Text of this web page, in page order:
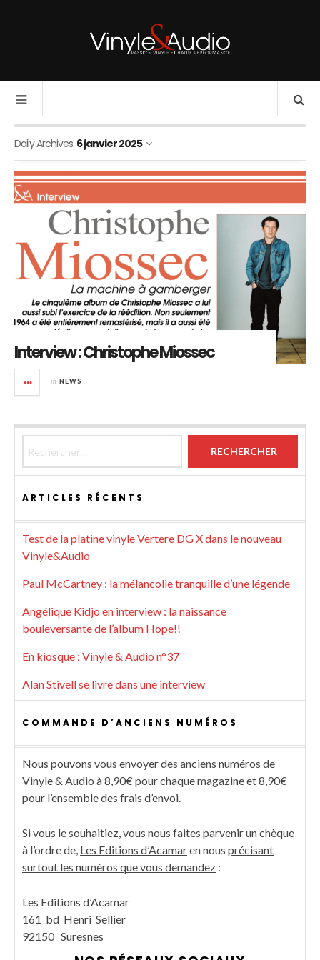
Daily Archives: 6 janvier 2025
Interview : Christophe Miossec
in NEWS
ARTICLES RÉCENTS
Test de la platine vinyle Vertere DG X dans le nouveau
Vinyle&Audio
Paul McCartney : la mélancolie tranquille d’une légende
Angélique Kidjo en interview : la naissance
bouleversante de l’album Hope!!
En kiosque : Vinyle & Audio n°37
Alan Stivell se livre dans une interview
COMMANDE D’ANCIENS NUMÉROS
Nous pouvons vous envoyer des anciens numéros de
Vinyle & Audio à 8,90€ pour chaque magazine et 8,90€
pour l’ensemble des frais d’envoi.
Si vous le souhaitiez, vous nous faites parvenir un chèque
à l’ordre de, Les Editions d’Acamaren nous précisant
surtout les numéros que vous demandez :
Les Editions d’Acamar
161 bd Henri Sellier
92150 Suresnes